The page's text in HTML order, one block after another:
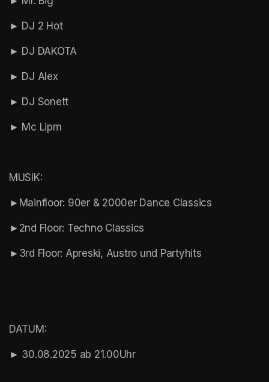
► DJ 2 Hot
► DJ DAKOTA
► DJ Alex
► DJ Sonett
► Mc Lipm
MUSIK:
►Mainfloor: 90er & 2000er Dance Classics
►2nd Floor: Techno Classics
►3rd Floor: Apreski, Austro und Partyhits
DATUM:
► 30.08.2025 ab 21.00Uhr